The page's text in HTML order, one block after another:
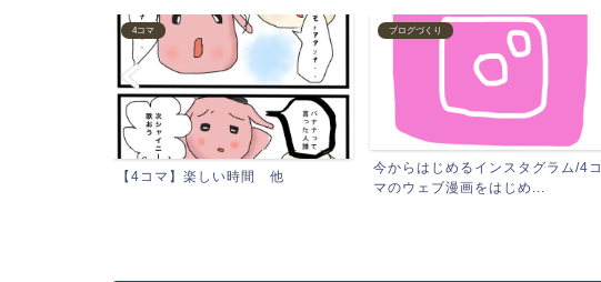
4コマ
【4コマ】楽しい時間 他
ブログづくり
今からはじめるインスタグラム/4コ
マのウェブ漫画をはじめ...